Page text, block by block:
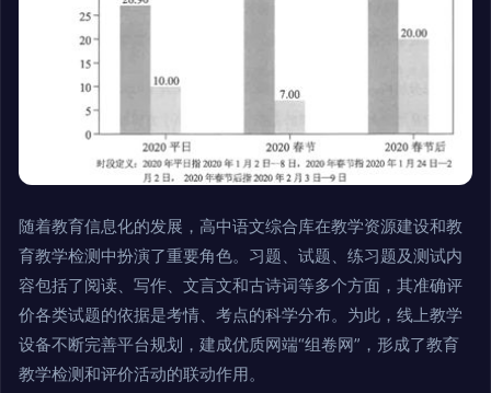
随着教育信息化的发展，高中语文综合库在教学资源建设和教
育教学检测中扮演了重要角色。习题、试题、练习题及测试内
容包括了阅读、写作、文言文和古诗词等多个方面，其准确评
价各类试题的依据是考情、考点的科学分布。为此，线上教学
设备不断完善平台规划，建成优质网端“组卷网”，形成了教育
教学检测和评价活动的联动作用。